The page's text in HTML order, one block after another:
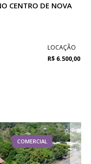
CENTRO DE NOVA
LOCAÇÃO
R$ 6.500,00
COMERCIAL